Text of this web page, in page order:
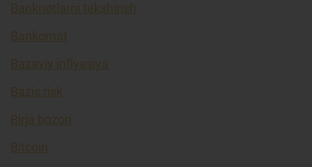
Banknotlarni tekshirish
Bankomat
Bazaviy inflyasiya
Bazis risk
Birja bozori
Bitcoin